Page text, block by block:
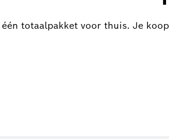
totaalpakket voor thuis. Je